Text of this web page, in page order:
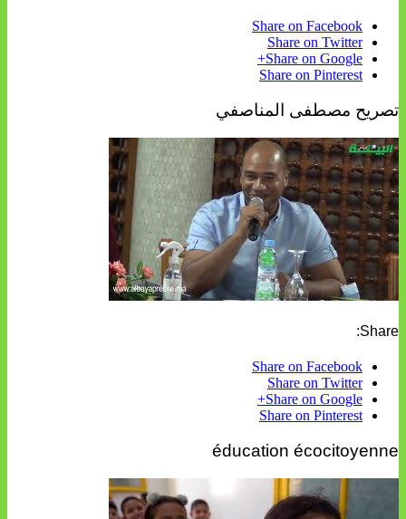
Share on Facebook
Share on Twitter
Share on Google+
Share on Pinterest
تصريح مصطفى المناصفي
Share:
Share on Facebook
Share on Twitter
Share on Google+
Share on Pinterest
éducation écocitoyenne